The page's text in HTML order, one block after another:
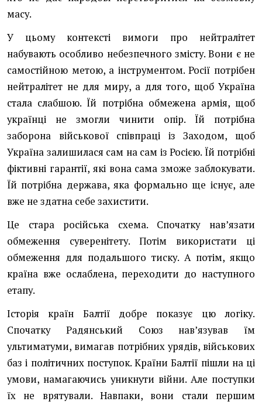
масу.
У цьому контексті вимоги про нейтралітет
набувають особливо небезпечного змісту. Вони є не
самостійною метою, а інструментом. Росії потрібен
нейтралітет не для миру, а для того, щоб Україна
стала слабшою. Їй потрібна обмежена армія, щоб
українці не змогли чинити опір. Їй потрібна
заборона військової співпраці із Заходом, щоб
Україна залишилася сам на сам із Росією. Їй потрібні
фіктивні гарантії, які вона сама зможе заблокувати.
Їй потрібна держава, яка формально ще існує, але
вже не здатна себе захистити.
Це стара російська схема. Спочатку нав’язати
обмеження суверенітету. Потім використати ці
обмеження для подальшого тиску. А потім, якщо
країна вже ослаблена, переходити до наступного
етапу.
Історія країн Балтії добре показує цю логіку.
Спочатку Радянський Союз нав’язував їм
ультиматуми, вимагав потрібних урядів, військових
баз і політичних поступок. Країни Балтії пішли на ці
умови, намагаючись уникнути війни. Але поступки
їх не врятували. Навпаки, вони стали першим